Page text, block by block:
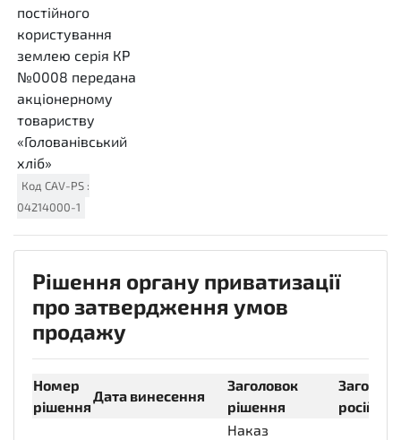
постійного
користування
землею серія КР
№0008 передана
акціонерному
товариству
«Голованівський
хліб»
Код CAV-PS :
04214000-1
Рішення органу приватизації
про затвердження умов
продажу
Номер
рішення
Дата винесення
Заголовок
рішення
Наказ